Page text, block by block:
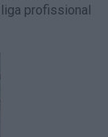
profissional